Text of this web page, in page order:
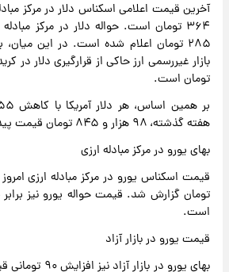
۲۸۵ تومان اعلام شده است. در این
تومان است.
هفته گذشته، ۹۸ هزار و ۸۴۵ تومان قیمت پیدا کرده است.
بهای یورو در مرکز مبادله ارزی
است.
قیمت یورو در بازار آزاد